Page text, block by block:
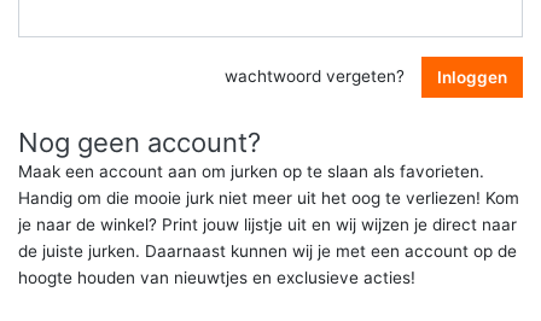
wachtwoord vergeten? Inloggen
Nog geen account?
Maak een account aan om jurken op te slaan als favorieten.
Handig om die mooie jurk niet meer uit het oog te verliezen! Kom
je naar de winkel? Print jouw lijstje uit en wij wijzen je direct naar
de juiste jurken. Daarnaast kunnen wij je met een account op de
hoogte houden van nieuwtjes en exclusieve acties!